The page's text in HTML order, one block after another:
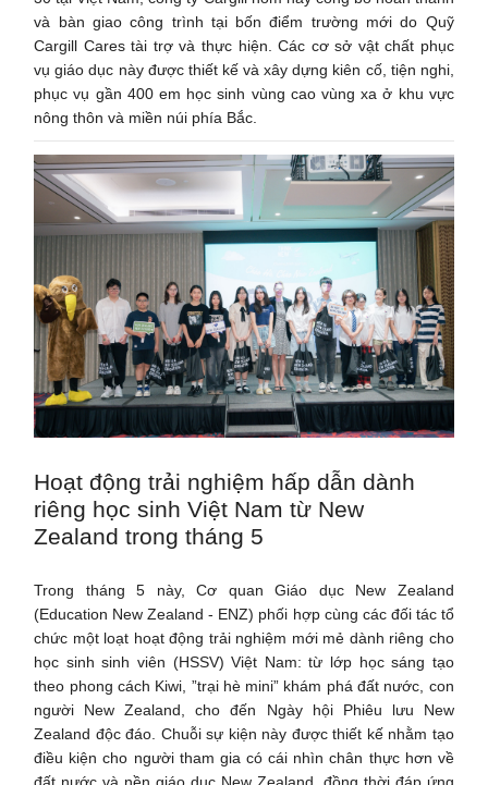
và bàn giao công trình tại bốn điểm trường mới do Quỹ
Cargill Cares tài trợ và thực hiện. Các cơ sở vật chất phục
vụ giáo dục này được thiết kế và xây dựng kiên cố, tiện nghi,
phục vụ gần 400 em học sinh vùng cao vùng xa ở khu vực
nông thôn và miền núi phía Bắc.
Hoạt động trải nghiệm hấp dẫn dành
riêng học sinh Việt Nam từ New
Zealand trong tháng 5
Trong tháng 5 này, Cơ quan Giáo dục New Zealand
(Education New Zealand - ENZ) phối hợp cùng các đối tác tổ
chức một loạt hoạt động trải nghiệm mới mẻ dành riêng cho
học sinh sinh viên (HSSV) Việt Nam: từ lớp học sáng tạo
theo phong cách Kiwi, ”trại hè mini” khám phá đất nước, con
người New Zealand, cho đến Ngày hội Phiêu lưu New
Zealand độc đáo. Chuỗi sự kiện này được thiết kế nhằm tạo
điều kiện cho người tham gia có cái nhìn chân thực hơn về
đất nước và nền giáo dục New Zealand, đồng thời đáp ứng